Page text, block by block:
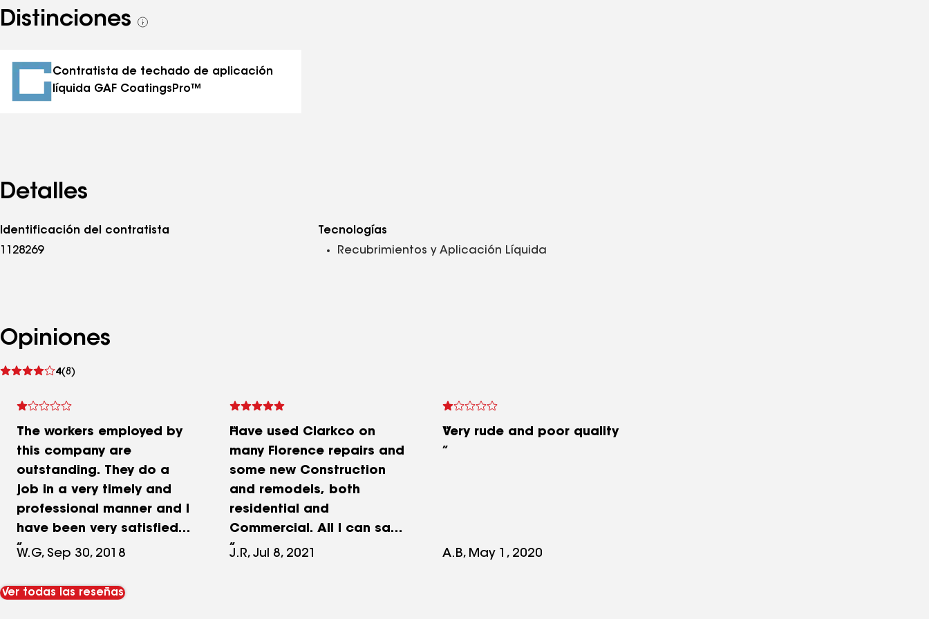
Distinciones
Ver
distinciones
Contratista de techado de aplicación
líquida GAF CoatingsPro™
Detalles
Identificación del contratista
1128269
Tecnologías
Recubrimientos y Aplicación Líquida
Opiniones
4(8)
Ver
The workers employed by
this company are
outstanding. They do a
job in a very timely and
professional manner and I
have been very satisfied
with their work. HOWEVER,
this company has been
W.G, Sep 30, 2018
Have used Clarkco on
many Florence repairs and
some new Construction
and remodels, both
residential and
Commercial. All I can saw
they came when they
J.R, Jul 8, 2021
Very rude and poor quality
A.B, May 1, 2020
Ver todas las reseñas